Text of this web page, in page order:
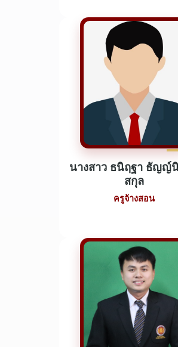
นางสาว ธนิฤฐา ธัญญ์
สกุล
ครูจ้างสอน